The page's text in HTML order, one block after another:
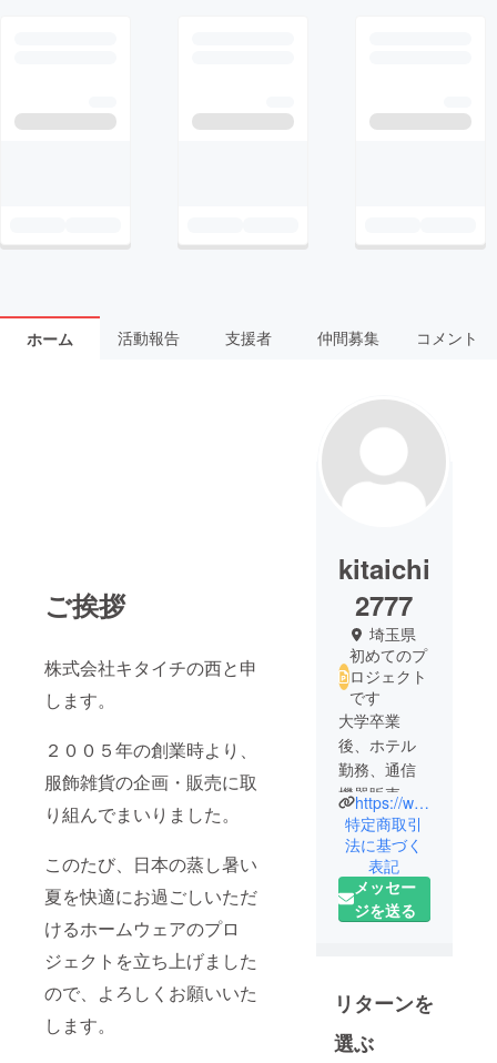
ホーム 活動報告 支援者 仲間募集 コメント
ご挨拶
株式会社キタイチの西と申
します。
２００５年の創業時より、
服飾雑貨の企画・販売に取
り組んでまいりました。
このたび、日本の蒸し暑い
夏を快適にお過ごしいただ
けるホームウェアのプロ
ジェクトを立ち上げました
ので、よろしくお願いいた
します。
kitaichi
2777
埼玉県
初めてのプ
ロジェクト
です
大学卒業
後、ホテル
勤務、通信
機器販売会
社を経て、
３４歳の時
に（株）キ
タイチに就
職。通信販
販売・マー
ケティング
等に携わ
https://www.kitaichi.org/
特定商取引
法に基づく
表記
メッセー
ジを送る
リターンを
選ぶ